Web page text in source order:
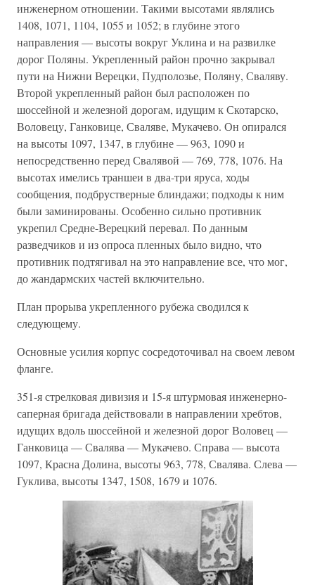
инженерном отношении. Такими высотами являлись
1408, 1071, 1104, 1055 и 1052; в глубине этого
направления — высоты вокруг Уклина и на развилке
дорог Поляны. Укрепленный район прочно закрывал
пути на Нижни Верецки, Пудполозье, Поляну, Сваляву.
Второй укрепленный район был расположен по
шоссейной и железной дорогам, идущим к Скотарско,
Воловецу, Ганковице, Сваляве, Мукачево. Он опирался
на высоты 1097, 1347, в глубине — 963, 1090 и
непосредственно перед Свалявой — 769, 778, 1076. На
высотах имелись траншеи в два-три яруса, ходы
сообщения, подбрустверные блиндажи; подходы к ним
были заминированы. Особенно сильно противник
укрепил Средне-Верецкий перевал. По данным
разведчиков и из опроса пленных было видно, что
противник подтягивал на это направление все, что мог,
до жандармских частей включительно.
План прорыва укрепленного рубежа сводился к
следующему.
Основные усилия корпус сосредоточивал на своем левом
фланге.
351-я стрелковая дивизия и 15-я штурмовая инженерно-
саперная бригада действовали в направлении хребтов,
идущих вдоль шоссейной и железной дорог Воловец —
Ганковица — Свалява — Мукачево. Справа — высота
1097, Красна Долина, высоты 963, 778, Свалява. Слева —
Гуклива, высоты 1347, 1508, 1679 и 1076.